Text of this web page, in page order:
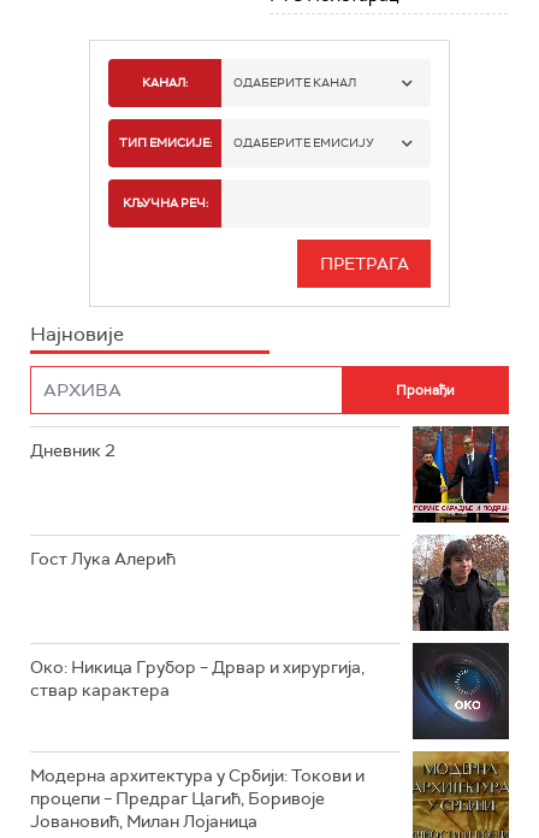
КАНАЛ: ОДАБЕРИТЕ КАНАЛ
РТС 1
РТС 3
ТИП ЕМИСИЈЕ: ОДАБЕРИТЕ ЕМИСИЈУ
ИНФО
КЉУЧНА РЕЧ:
Најновије
Дневник 2
Гост Лука Алерић
Око: Никица Грубор – Дрвар и хирургија,
ствар карактера
Модерна архитектура у Србији: Токови и
процепи – Предраг Цагић, Боривоје
Јовановић, Милан Лојаница